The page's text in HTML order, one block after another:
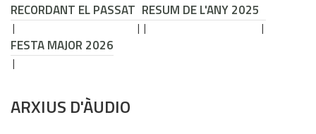
RECORDANT EL PASSAT RESUM DE L'ANY 2025
FESTA MAJOR 2026
ARXIUS D'ÀUDIO